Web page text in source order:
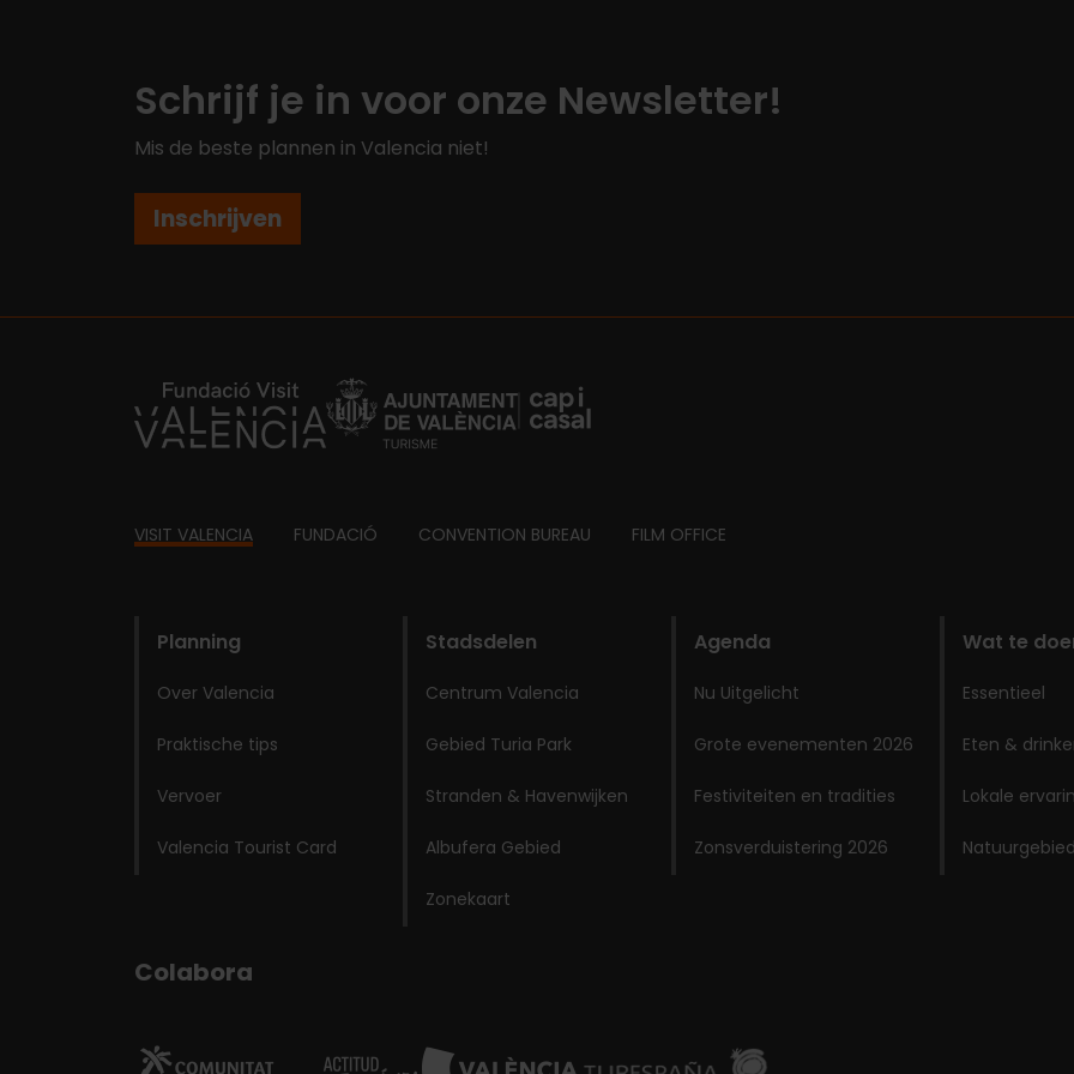
Schrijf je in voor onze Newsletter!
Mis de beste plannen in Valencia niet!
Inschrijven
https://fundacion.visitvalencia.com/
Footer
VISIT VALENCIA FUNDACIÓ CONVENTION BUREAU FILM OFFICE
Planning
Over Valencia
Praktische tips
Vervoer
Valencia Tourist Card
Stadsdelen
Centrum Valencia
Gebied Turia Park
Stranden & Havenwijken
Albufera Gebied
Zonekaart
Agenda
Nu Uitgelicht
Grote evenementen 2026
Festiviteiten en tradities
Zonsverduistering 2026
Wat te
Essentieel
Eten &
Lokale
Colabora